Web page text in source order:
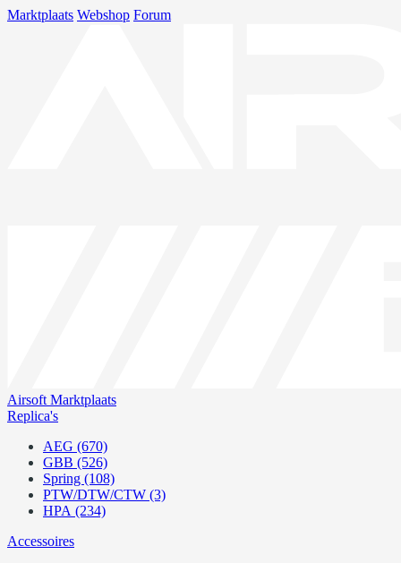
Marktplaats Webshop Forum
Airsoft Marktplaats
Replica's
AEG (670)
GBB (526)
Spring (108)
PTW/DTW/CTW (3)
HPA (234)
Accessoires